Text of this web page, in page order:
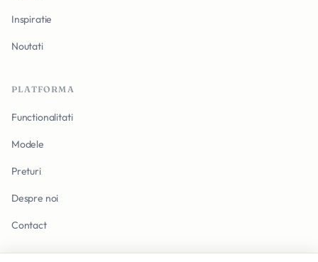
Inspiratie
Noutati
PLATFORMA
Functionalitati
Modele
Preturi
Despre noi
Contact